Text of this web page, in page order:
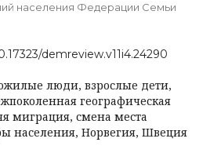
населения Федерации Семьи
demreview.v11i4.24290
люди, взрослые дети,
географическая
миграция, смена места
населения, Норвегия, Швеция